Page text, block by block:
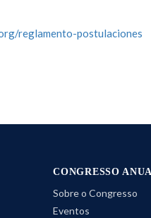
reglamento-postulaciones
CONGRESSO
Sobre o Congresso
Eventos